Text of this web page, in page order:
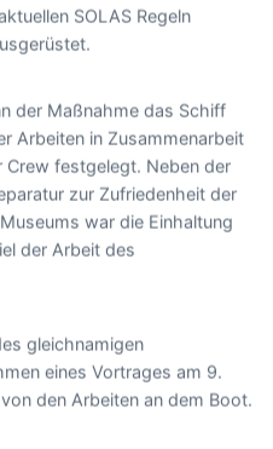
SOLAS Regeln
der Maßnahme das Schiff
Arbeiten in Zusammenarbeit
Crew festgelegt. Neben der
zur Zufriedenheit der
war die Einhaltung
der Arbeit des
gleichnamigen
eines Vortrages am 9.
den Arbeiten an dem Boot.